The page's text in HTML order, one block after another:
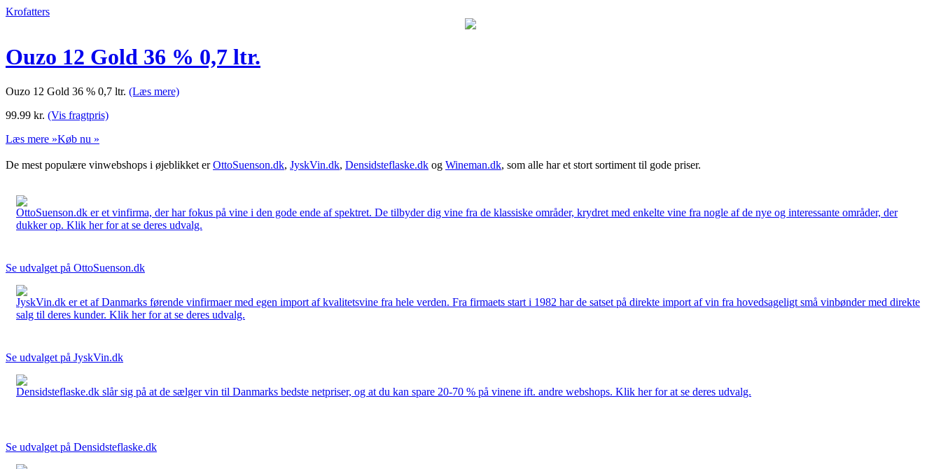
Krofatters
Ouzo 12 Gold 36 % 0,7 ltr.
Ouzo 12 Gold 36 % 0,7 ltr. (Læs mere)
99.99 kr. (Vis fragtpris)
Læs mere »Køb nu »
De mest populære vinwebshops i øjeblikket erOttoSuenson.dk, JyskVin.dk, Densidsteflaske.dk og Wineman.dk, som alle har et stort sortiment til gode priser.
OttoSuenson.dk er et vinfirma, der har fokus på vine i den gode ende af spektret. De tilbyder dig vine fra de klassiske områder, krydret med enkelte vine fra nogle af de nye og interessante områder, der
dukker op. Klik her for at se deres udvalg.
Se udvalget på OttoSuenson.dk
JyskVin.dk er et af Danmarks førende vinfirmaer med egen import af kvalitetsvine fra hele verden. Fra firmaets start i 1982 har de satset på direkte import af vin fra hovedsageligt små vinbønder med direkte
salg til deres kunder. Klik her for at se deres udvalg.
Se udvalget på JyskVin.dk
Densidsteflaske.dk slår sig på at de sælger vin til Danmarks bedste netpriser, og at du kan spare 20-70 % på vinene ift. andre webshops. Klik her for at se deres udvalg.
Se udvalget på Densidsteflaske.dk